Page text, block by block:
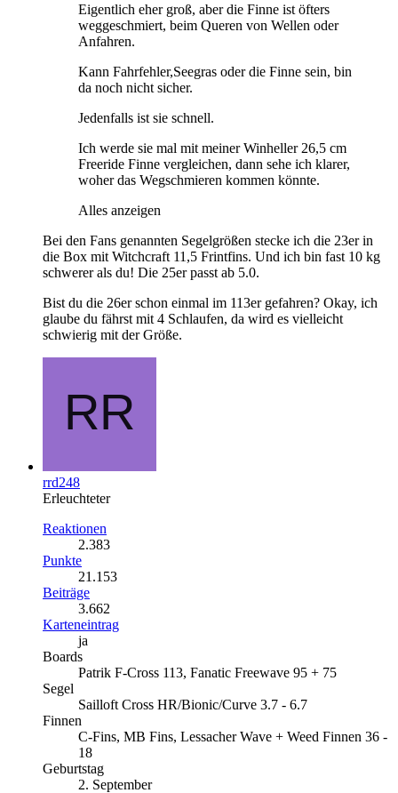
Eigentlich eher groß, aber die Finne ist öfters
weggeschmiert, beim Queren von Wellen oder
Anfahren.
Kann Fahrfehler,Seegras oder die Finne sein, bin
da noch nicht sicher.
Jedenfalls ist sie schnell.
Ich werde sie mal mit meiner Winheller 26,5 cm
Freeride Finne vergleichen, dann sehe ich klarer,
woher das Wegschmieren kommen könnte.
Alles anzeigen
Bei den Fans genannten Segelgrößen stecke ich die 23er in
die Box mit Witchcraft 11,5 Frintfins. Und ich bin fast 10 kg
schwerer als du! Die 25er passt ab 5.0.
Bist du die 26er schon einmal im 113er gefahren? Okay, ich
glaube du fährst mit 4 Schlaufen, da wird es vielleicht
schwierig mit der Größe.
rrd248
Erleuchteter
Reaktionen
2.383
Punkte
21.153
Beiträge
3.662
Karteneintrag
ja
Boards
Patrik F-Cross 113, Fanatic Freewave 95 + 75
Segel
Sailloft Cross HR/Bionic/Curve 3.7 - 6.7
Finnen
C-Fins, MB Fins, Lessacher Wave + Weed Finnen 36 -
18
Geburtstag
2. September